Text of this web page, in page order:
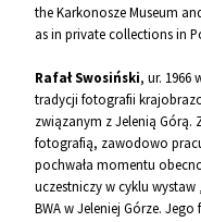
the Karkonosze Museum
as in private collections in
Rafał Swosiński, ur. 1966
tradycji fotografii
związanym z Jelenią Górą.
fotografią, zawodowo
pochwała momentu
uczestniczy w cyklu
BWA w Jeleniej Górze.